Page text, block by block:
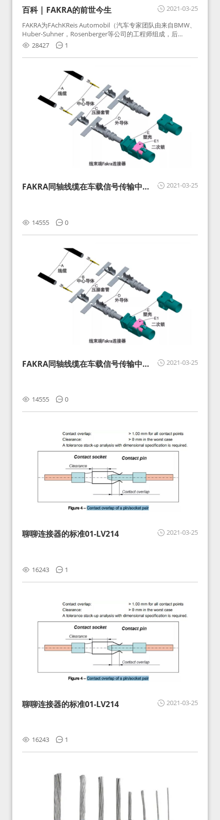
2021-03-25
百科 | FAKRA的前世今生
FAKRA为FAchKReis Automobil（汽车专家团队由来自BMW、
Huber-Suhner，Rosenberger等公司的工程师组成，后
Huber-Suhner相关连接器业务及技术在2010年并入
Rosenberger）缩写。起初为BMW需求用于车载收音机天线连
接，如今FAKRA已成为汽车行业通用标准的射频连接器，被业
28427 1
2021-03-25
FAKRA同轴线缆在车载信号传输中的
14555 0
2021-03-25
FAKRA同轴线缆在车载信号传输中的
14555 0
2021-03-25
聊聊连接器的标准01-LV214
16243 1
2021-03-25
聊聊连接器的标准01-LV214
16243 1